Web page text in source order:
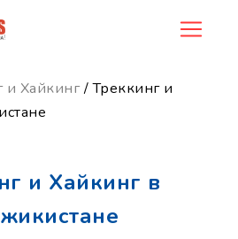
и Хайкинг/ Треккинг и
и Хайкинг в